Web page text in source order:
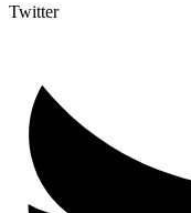
Twitter